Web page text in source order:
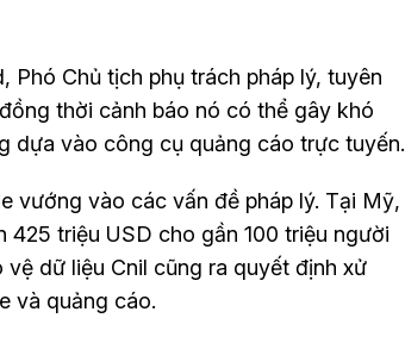
Phó Chủ tịch phụ trách pháp lý, tuyên
thời cảnh báo nó có thể gây khó
dựa vào công cụ quảng cáo trực tuyến.
vướng vào các vấn đề pháp lý. Tại Mỹ,
triệu USD cho gần 100 triệu người
dữ liệu Cnil cũng ra quyết định xử
và quảng cáo.